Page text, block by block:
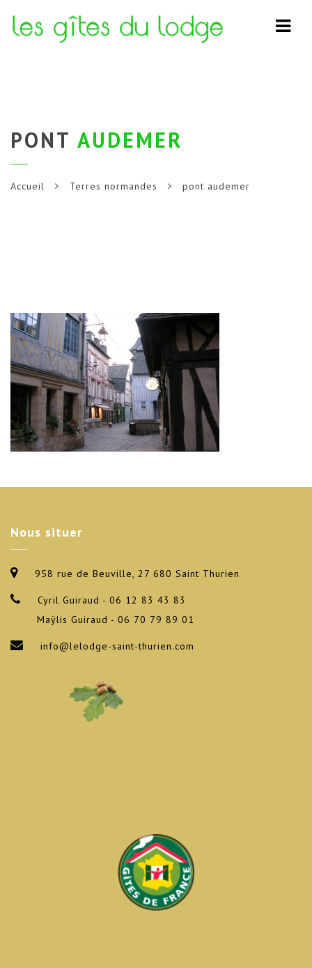
PONT AUDEMER
Accueil Terres normandes pont audemer
Nous situer
958 rue de Beuville, 27 680 Saint Thurien
Cyril Guiraud - 06 12 83 43 83
Maÿlis Guiraud - 06 70 79 89 01
info@lelodge-saint-thurien.com